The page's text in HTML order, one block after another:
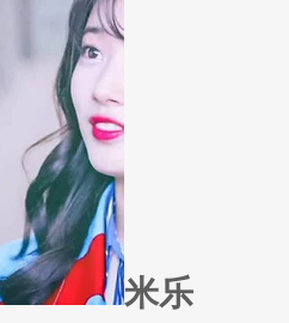
米乐